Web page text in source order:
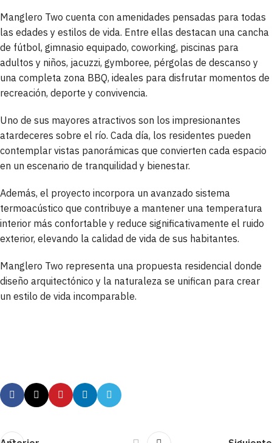
Manglero Two cuenta con amenidades pensadas para todas
las edades y estilos de vida. Entre ellas destacan una cancha
de fútbol, gimnasio equipado, coworking, piscinas para
adultos y niños, jacuzzi, gymboree, pérgolas de descanso y
una completa zona BBQ, ideales para disfrutar momentos de
recreación, deporte y convivencia.
Uno de sus mayores atractivos son los impresionantes
atardeceres sobre el río. Cada día, los residentes pueden
contemplar vistas panorámicas que convierten cada espacio
en un escenario de tranquilidad y bienestar.
Además, el proyecto incorpora un avanzado sistema
termoacústico que contribuye a mantener una temperatura
interior más confortable y reduce significativamente el ruido
exterior, elevando la calidad de vida de sus habitantes.
Manglero Two representa una propuesta residencial donde
diseño arquitectónico y la naturaleza se unifican para crear
un estilo de vida incomparable.